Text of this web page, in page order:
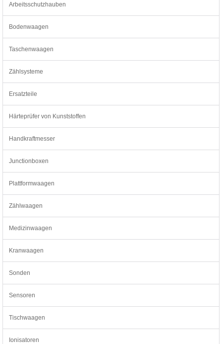
Arbeitsschutzhauben
Bodenwaagen
Taschenwaagen
Zählsysteme
Ersatzteile
Härteprüfer von Kunststoffen
Handkraftmesser
Junctionboxen
Plattformwaagen
Zählwaagen
Medizinwaagen
Kranwaagen
Sonden
Sensoren
Tischwaagen
Ionisatoren